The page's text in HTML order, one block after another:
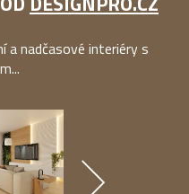
a nadčasové interiéry s